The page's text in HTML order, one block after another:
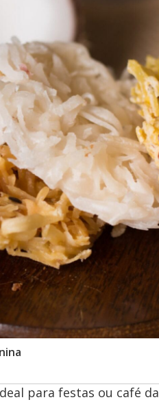
para festas ou café da